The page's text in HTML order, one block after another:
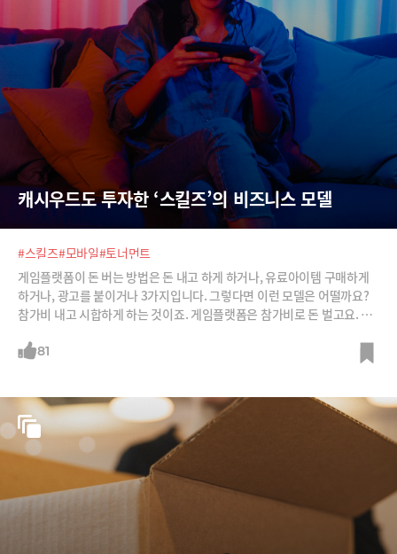
캐시우드도 투자한 ‘스킬즈’의 비즈니스 모델
#스킬즈#모바일#토너먼트
게임플랫폼이 돈 버는 방법은 돈 내고 하게 하거나, 유료아이템 구매하게
하거나, 광고를 붙이거나 3가지입니다. 그렇다면 이런 모델은 어떨까요?
참가비 내고 시합하게 하는 것이죠. 게임플랫폼은 참가비로 돈 벌고요. 이
81